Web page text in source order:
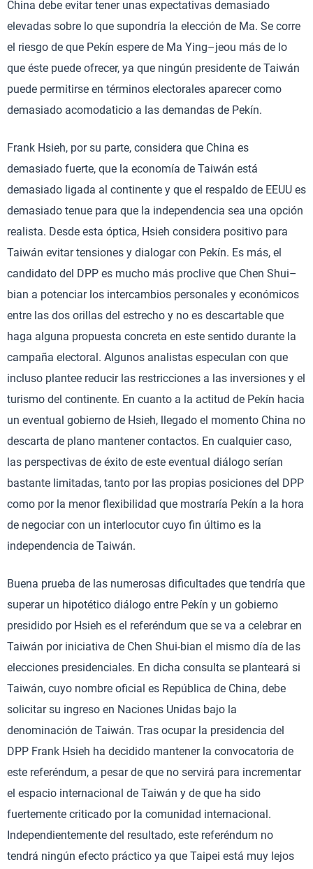
China debe evitar tener unas expectativas demasiado
elevadas sobre lo que supondría la elección de Ma. Se corre
el riesgo de que Pekín espere de Ma Ying–jeou más de lo
que éste puede ofrecer, ya que ningún presidente de Taiwán
puede permitirse en términos electorales aparecer como
demasiado acomodaticio a las demandas de Pekín.
Frank Hsieh, por su parte, considera que China es
demasiado fuerte, que la economía de Taiwán está
demasiado ligada al continente y que el respaldo de EEUU es
demasiado tenue para que la independencia sea una opción
realista. Desde esta óptica, Hsieh considera positivo para
Taiwán evitar tensiones y dialogar con Pekín. Es más, el
candidato del DPP es mucho más proclive que Chen Shui–
bian a potenciar los intercambios personales y económicos
entre las dos orillas del estrecho y no es descartable que
haga alguna propuesta concreta en este sentido durante la
campaña electoral. Algunos analistas especulan con que
incluso plantee reducir las restricciones a las inversiones y el
turismo del continente. En cuanto a la actitud de Pekín hacia
un eventual gobierno de Hsieh, llegado el momento China no
descarta de plano mantener contactos. En cualquier caso,
las perspectivas de éxito de este eventual diálogo serían
bastante limitadas, tanto por las propias posiciones del DPP
como por la menor flexibilidad que mostraría Pekín a la hora
de negociar con un interlocutor cuyo fin último es la
independencia de Taiwán.
Buena prueba de las numerosas dificultades que tendría que
superar un hipotético diálogo entre Pekín y un gobierno
presidido por Hsieh es el referéndum que se va a celebrar en
Taiwán por iniciativa de Chen Shui-bian el mismo día de las
elecciones presidenciales. En dicha consulta se planteará si
Taiwán, cuyo nombre oficial es República de China, debe
solicitar su ingreso en Naciones Unidas bajo la
denominación de Taiwán. Tras ocupar la presidencia del
DPP Frank Hsieh ha decidido mantener la convocatoria de
este referéndum, a pesar de que no servirá para incrementar
el espacio internacional de Taiwán y de que ha sido
fuertemente criticado por la comunidad internacional.
Independientemente del resultado, este referéndum no
tendrá ningún efecto práctico ya que Taipei está muy lejos